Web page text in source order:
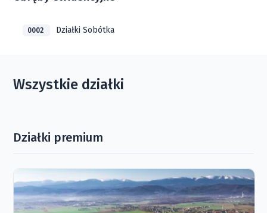
0002 Działki Sobótka
Wszystkie działki
Działki premium